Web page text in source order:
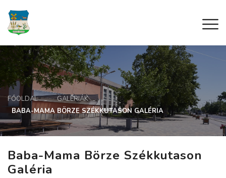
FŐOLDAL
GALÉRIÁK
BABA-MAMA BÖRZE SZÉKKUTASON GALÉRIA
Baba-Mama Börze Székkutason
Galéria